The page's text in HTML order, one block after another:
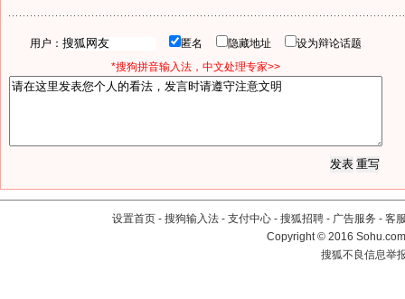
用户： 匿名 隐藏地址
设为辩论话题
*搜狗拼音输入法，中文处理专家>>
设置首页 - 搜狗输入法 - 支付中心 - 搜狐招聘 - 广告服务 - 客
Copyright©2016
搜狐不良信息举